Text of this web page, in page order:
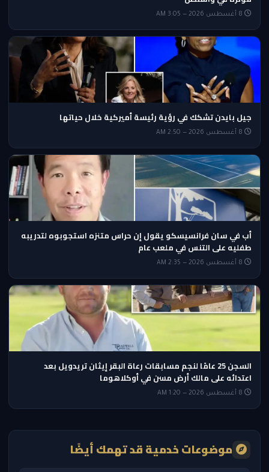
جيل بايدن تشكك في رؤية رئيسة أميركية خلال حياتها
أب في سان فرانسيسكو يقول إن حراس متنزه استجوبوه لتدريبه
طفليه على التنس في ملعب عام
السجن 25 عامًا لنجم مسابقات رعاة البقر إيثان تريدويل بعد
اعتدائه على مالك أرض مسن في أوكلاهوما
موضوعات خدمية قد تهمك أيضًا